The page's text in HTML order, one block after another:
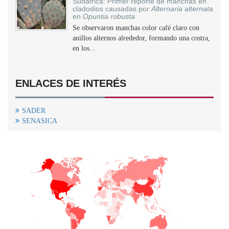
cladodios causadas por Alternaria alternata
en Opuntia robusta
Se observaron manchas color café claro con
anillos alternos alrededor, formando una costra,
en los...
ENLACES DE INTERÉS
SADER
SENASICA